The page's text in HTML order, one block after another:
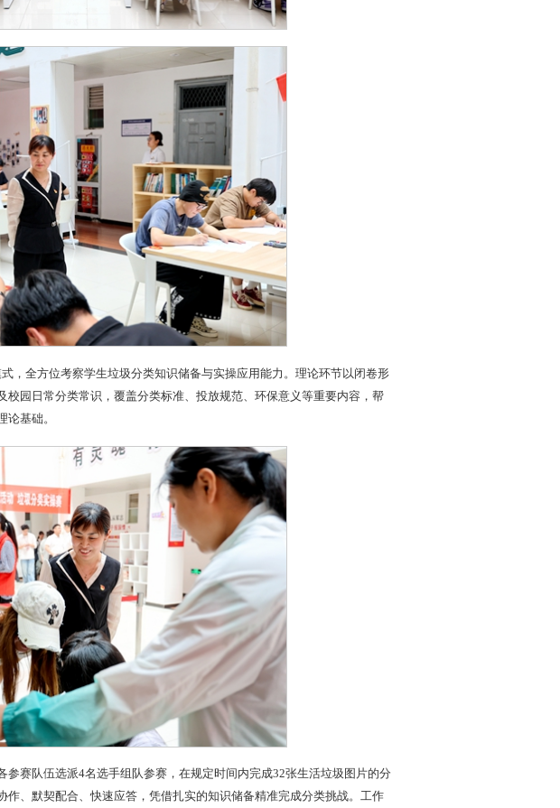
，全方位考察学生垃圾分类知识储备与实操应用能力。理论环节以闭卷形
园日常分类常识，覆盖分类标准、投放规范、环保意义等重要内容，帮
论基础。
赛队伍选派4名选手组队参赛，在规定时间内完成32张生活垃圾图片的分
、默契配合、快速应答，凭借扎实的知识储备精准完成分类挑战。工作